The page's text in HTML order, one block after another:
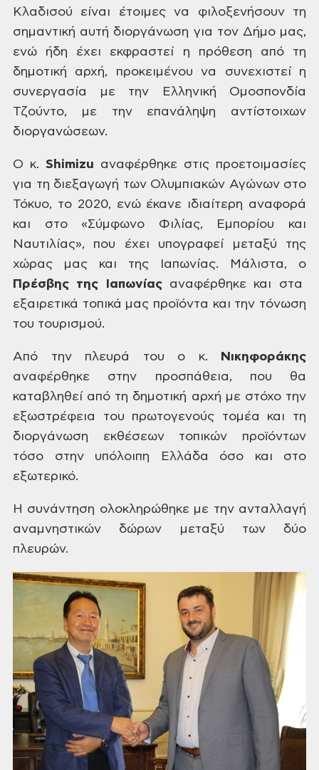
Κλαδισού είναι έτοιμεςνα φιλοξενήσουν τη
σημαντική αυτή διοργάνωση για τον Δήμο μας,
ενώ ήδη έχει εκφραστεί η πρόθεση από τη
δημοτική αρχή, προκειμένου να συνεχιστεί η
συνεργασία με την Ελληνική Ομοσπονδία
Τζούντο, με την επανάληψη αντίστοιχων
διοργανώσεων.
Ο κ. Shimizu αναφέρθηκε στις προετοιμασίες
για τη διεξαγωγή των Ολυμπιακών Αγώνωνστο
Τόκυο, το 2020, ενώέκανε ιδιαίτερη αναφορά
και στο«Σύμφωνο Φιλίας, Εμπορίου και
Ναυτιλίας», που έχει υπογραφεί μεταξύ της
χώρας μας και της Ιαπωνίας. Μάλιστα, ο
Πρέσβης της Ιαπωνίας αναφέρθηκε και στα
εξαιρετικά τοπικά μας προϊόντα και την τόνωση
του τουρισμού.
Από την πλευρά του ο κ. Νικηφοράκης
αναφέρθηκε στην προσπάθεια, που θα
καταβληθεί από τη δημοτική αρχή με στόχοτην
εξωστρέφεια του πρωτογενούς τομέα
και τη
διοργάνωση εκθέσεων τοπικών προϊόντων
τόσο στην υπόλοιπη Ελλάδα όσο και στο
εξωτερικό.
Η συνάντηση ολοκληρώθηκε με την ανταλλαγή
αναμνηστικών δώρων μεταξύ των δύο
πλευρών.